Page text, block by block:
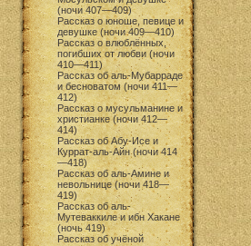
(ночи 407—409)
Рассказ о юноше, певице и
девушке (ночи 409—410)
Рассказ о влюблённых,
погибших от любви (ночи
410—411)
Рассказ об аль-Мубарраде
и бесноватом (ночи 411—
412)
Рассказ о мусульманине и
христианке (ночи 412—
414)
Рассказ об Абу-Исе и
Куррат-аль-Айн (ночи 414
—418)
Рассказ об аль-Амине и
невольнице (ночи 418—
419)
Рассказ об аль-
Мутеваккиле и ибн Хакане
(ночь 419)
Рассказ об учёной